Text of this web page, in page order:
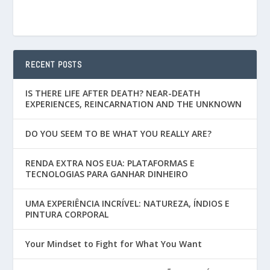
RECENT POSTS
IS THERE LIFE AFTER DEATH? NEAR-DEATH
EXPERIENCES, REINCARNATION AND THE UNKNOWN
DO YOU SEEM TO BE WHAT YOU REALLY ARE?
RENDA EXTRA NOS EUA: PLATAFORMAS E
TECNOLOGIAS PARA GANHAR DINHEIRO
UMA EXPERIÊNCIA INCRÍVEL: NATUREZA, ÍNDIOS E
PINTURA CORPORAL
Your Mindset to Fight for What You Want